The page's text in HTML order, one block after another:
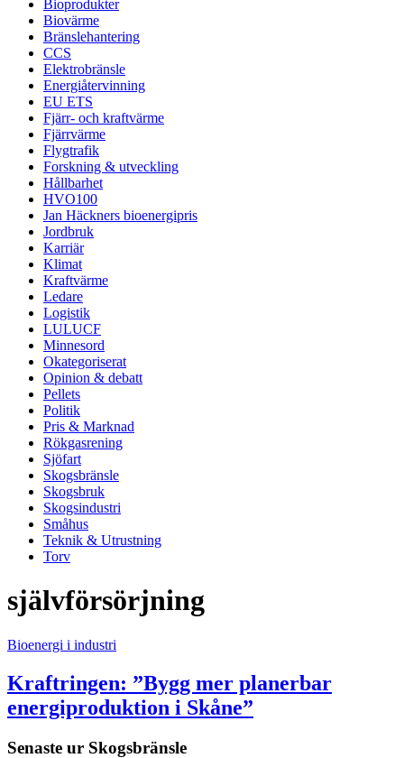
Bioprodukter
Biovärme
Bränslehantering
CCS
Elektrobränsle
Energiåtervinning
EU ETS
Fjärr- och kraftvärme
Fjärrvärme
Flygtrafik
Forskning & utveckling
Hållbarhet
HVO100
Jan Häckners bioenergipris
Jordbruk
Karriär
Klimat
Kraftvärme
Ledare
Logistik
LULUCF
Minnesord
Okategoriserat
Opinion & debatt
Pellets
Politik
Pris & Marknad
Rökgasrening
Sjöfart
Skogsbränsle
Skogsbruk
Skogsindustri
Småhus
Teknik & Utrustning
Torv
självförsörjning
Bioenergi i industri
Kraftringen: ”Bygg mer planerbar
energiproduktion i Skåne”
Senaste ur Skogsbränsle